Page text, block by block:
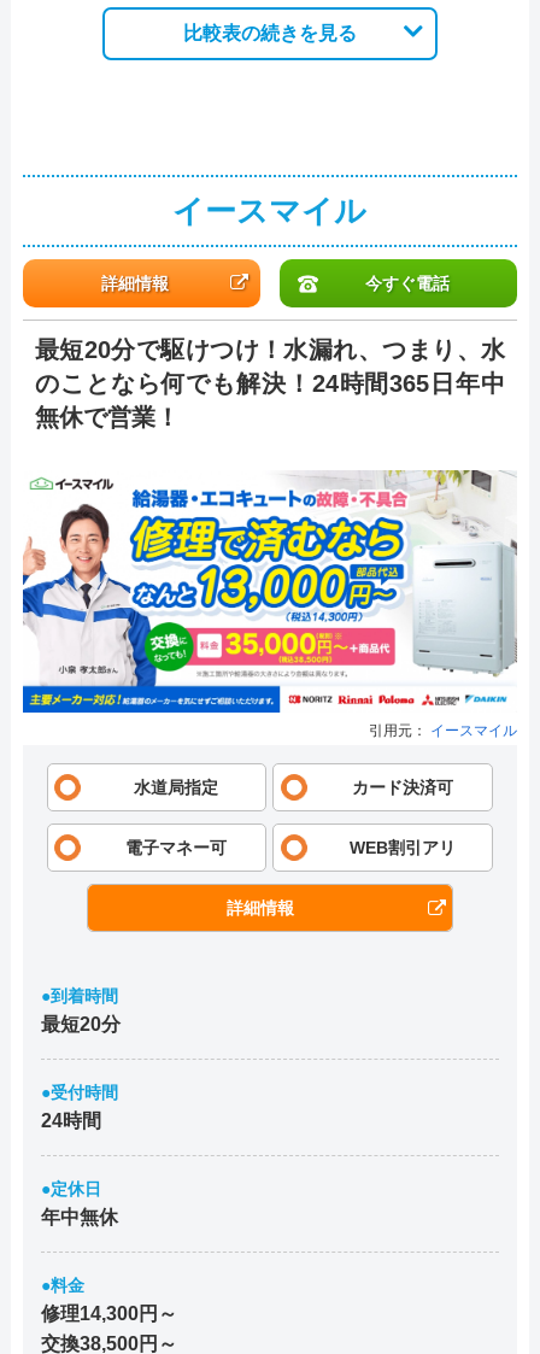
比較表の続きを見る
イースマイル
詳細情報 今すぐ電話
最短20分で駆けつけ！水漏れ、つまり、水
のことなら何でも解決！24時間365日年中
無休で営業！
引用元： イースマイル
水道局指定 カード決済可
電子マネー可 WEB割引アリ
詳細情報
●到着時間
最短20分
●受付時間
24時間
●定休日
年中無休
●料金
修理14,300円～
交換38,500円～